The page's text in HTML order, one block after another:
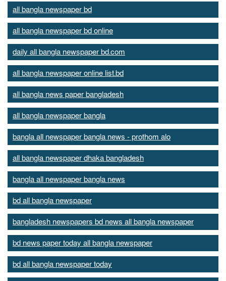
all bangla newspaper bd
all bangla newspaper bd online
daily all bangla newspaper bd.com
all bangla newspaper online list.bd
all bangla news paper bangladesh
all bangla newspaper bangla
bangla all newspaper bangla news - prothom alo
all bangla newspaper dhaka bangladesh
bangla all newspaper bangla news
bd all bangla newspaper
bangladesh newspapers bd news all bangla newspaper
bd news paper today all bangla newspaper
bd all bangla newspaper today